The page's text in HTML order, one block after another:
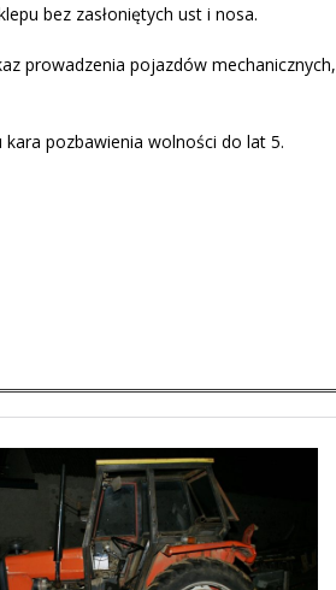
bez zasłoniętych ust i nosa.
prowadzenia pojazdów mechanicznych,
pozbawienia wolności do lat 5.